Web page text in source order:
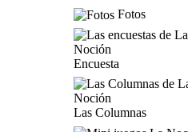
Fotos
Encuesta
Las Columnas